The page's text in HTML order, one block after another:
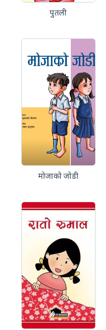
पुतली
मोजाको जोडी